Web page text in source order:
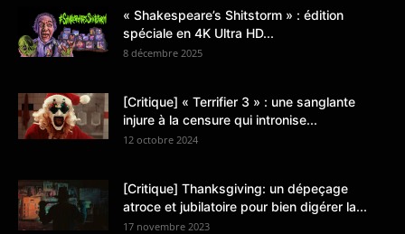
« Shakespeare’s Shitstorm » : édition
spéciale en 4K Ultra HD...
8 décembre 2025
[Critique] « Terrifier 3 » : une sanglante
injure à la censure qui intronise...
12 octobre 2024
[Critique] Thanksgiving: un dépeçage
atroce et jubilatoire pour bien digérer la...
17 novembre 2023